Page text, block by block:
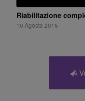
Riabilitazione
10 Agosto 2015